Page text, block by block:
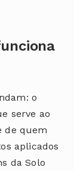
o
serve ao
de quem
aplicados
da Solo